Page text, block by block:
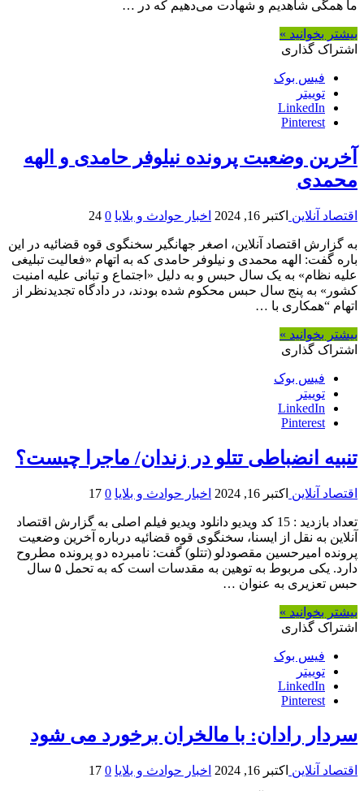
ما همگی شاهدیم و شهادت می‌دهیم که در …
بیشتر بخوانید »
اشتراک گذاری
فیس بوک
توییتر
LinkedIn
Pinterest
آخرین وضعیت پرونده نیلوفر حامدی و الهه
محمدی
اقتصاد آنلاین اکتبر 16, 2024 اخبار حوادث و بلایا 0
24
به گزارش اقتصاد آنلاین، اصغر جهانگیر سخنگوی قوه قضائیه در این
باره گفت: الهه محمدی و نیلوفر حامدی که به اتهام «فعالیت تبلیغی
علیه نظام» به یک سال حبس و به دلیل «اجتماع و تبانی علیه امنیت
کشور» به پنج سال حبس محکوم شده بودند، در دادگاه تجدیدنظر از
اتهام “همکاری با …
بیشتر بخوانید »
اشتراک گذاری
فیس بوک
توییتر
LinkedIn
Pinterest
تنبیه انضباطی تتلو در زندان/ ماجرا چیست؟
اقتصاد آنلاین اکتبر 16, 2024 اخبار حوادث و بلایا 0
17
تعداد بازدید : 15 کد ویدیو دانلود ویدیو فیلم اصلی به گزارش اقتصاد
آنلاین به نقل از ایسنا، سخنگوی قوه قضائیه درباره آخرین وضعیت
پرونده امیرحسین مقصودلو (تتلو) گفت: نامبرده دو پرونده مطروح
دارد. یکی مربوط به توهین به مقدسات است که به تحمل ۵ سال
حبس تعزیری به عنوان …
بیشتر بخوانید »
اشتراک گذاری
فیس بوک
توییتر
LinkedIn
Pinterest
سردار رادان: با مالخران برخورد می شود
اقتصاد آنلاین اکتبر 16, 2024 اخبار حوادث و بلایا 0
17